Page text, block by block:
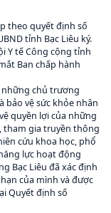
theo quyết định số
tỉnh Bạc Liêu ký.
Y tế Công cộng tỉnh
Ban chấp hành
chủ trương
bảo vệ sức khỏe nhân
quyền lợi của những
tham gia truyền thông
cứu khoa học, phổ
lực hoạt động
Bạc Liêu đã xác định
của mình và được
Quyết định số